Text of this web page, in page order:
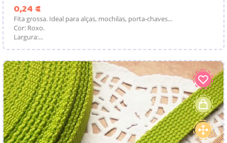
0,24 €
Fita grossa. Ideal para alças, mochilas, porta-chaves...
Cor: Roxo.
Largura:...